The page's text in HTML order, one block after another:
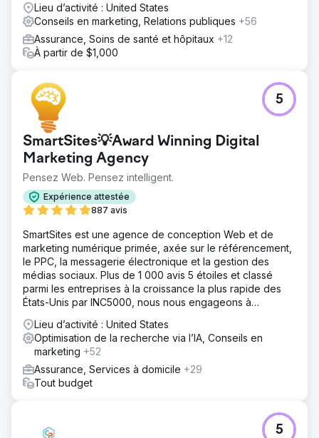
Lieu d’activité : United States
Conseils en marketing, Relations publiques +56
Assurance, Soins de santé et hôpitaux +12
À partir de $1,000
SmartSites💡Award Winning Digital
Marketing Agency
Pensez Web. Pensez intelligent.
Expérience attestée
887 avis
5
SmartSites est une agence de conception Web et de
marketing numérique primée, axée sur le référencement,
le PPC, la messagerie électronique et la gestion des
médias sociaux. Plus de 1 000 avis 5 étoiles et classé
parmi les entreprises à la croissance la plus rapide des
États-Unis par INC5000, nous nous engageons à
Lieu d’activité : United States
Optimisation de la recherche via l’IA, Conseils en
marketing +52
Assurance, Services à domicile +29
Tout budget
5